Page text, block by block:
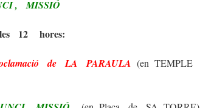
, MISSIÓ
12 hores:
de LA PARAULA (en TEMPLE